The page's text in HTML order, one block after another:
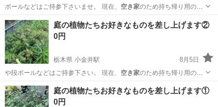
ボールなどはご持参下さいませ。 現在、 空き家のため持ち帰り用の段
ボールや袋などは現…
栃木 小山市 小金井駅 その他
庭の植物たちお好きなものを差し上げます②
0円
栃木県 小金井駅
8月5日
や段ボールなどはご持参下さい。 現在、 空き家のため持ち帰り用の段
ボールや袋などは現…
栃木 小山市 小金井駅 その他
庭の植物たちお好きなものを差し上げます①
0円